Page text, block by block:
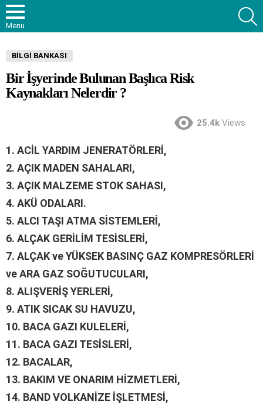
Menu
BILGI BANKASI
Bir İşyerinde Bulunan Başlıca Risk
Kaynakları Nelerdir ?
25.4k Views
1. ACİL YARDIM JENERATÖRLERİ,
2. AÇIK MADEN SAHALARI,
3. AÇIK MALZEME STOK SAHASI,
4. AKÜ ODALARI.
5. ALCI TAŞI ATMA SİSTEMLERİ,
6. ALÇAK GERİLİM TESİSLERİ,
7. ALÇAK ve YÜKSEK BASINÇ GAZ KOMPRESÖRLERİ
ve ARA GAZ SOĞUTUCULARI,
8. ALIŞVERİŞ YERLERİ,
9. ATIK SICAK SU HAVUZU,
10. BACA GAZI KULELERİ,
11. BACA GAZI TESİSLERİ,
12. BACALAR,
13. BAKIM VE ONARIM HİZMETLERİ,
14. BAND VOLKANİZE İŞLETMESİ,